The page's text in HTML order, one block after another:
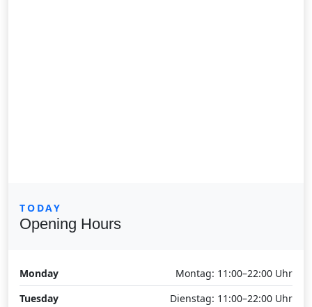
TODAY
Opening Hours
Monday
Montag: 11:00–22:00 Uhr
Tuesday
Dienstag: 11:00–22:00 Uhr